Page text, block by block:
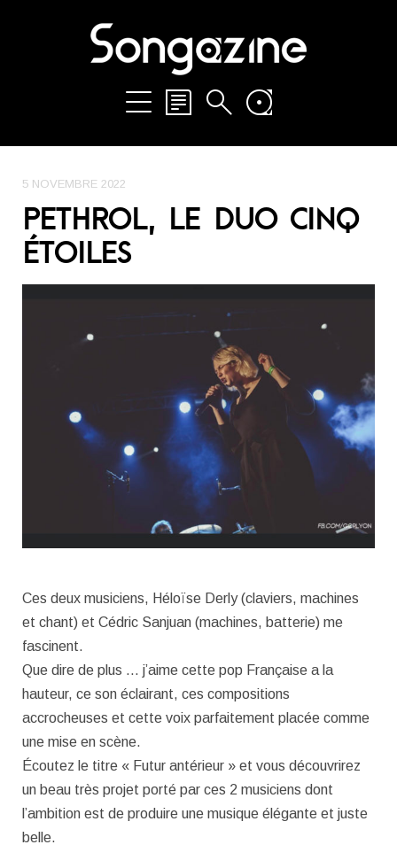
5 NOVEMBRE 2022
PETHROL, LE DUO CINQ
ÉTOILES
Ces deux musiciens, Héloïse Derly (claviers, machines
et chant) et Cédric Sanjuan (machines, batterie) me
fascinent.
Que dire de plus … j’aime cette pop Française a la
hauteur, ce son éclairant, ces compositions
accrocheuses et cette voix parfaitement placée comme
une mise en scène.
Écoutez le titre « Futur antérieur » et vous découvrirez
un beau très projet porté par ces 2 musiciens dont
l’ambition est de produire une musique élégante et juste
belle.